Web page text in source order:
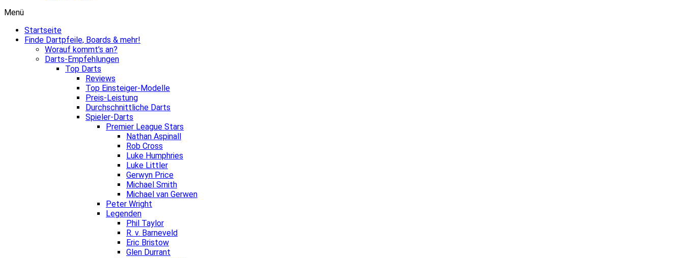
Menü
Startseite
Finde Dartpfeile, Boards & mehr!
Worauf kommt’s an?
Darts-Empfehlungen
Top Darts
Reviews
Top Einsteiger-Modelle
Preis-Leistung
Durchschnittliche Darts
Spieler-Darts
Premier League Stars
Nathan Aspinall
Rob Cross
Luke Humphries
Luke Littler
Gerwyn Price
Michael Smith
Michael van Gerwen
Peter Wright
Legenden
Phil Taylor
R. v. Barneveld
Eric Bristow
Glen Durrant